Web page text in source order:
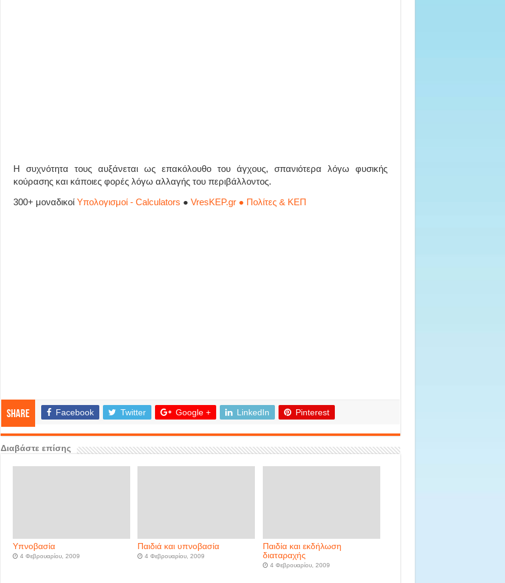
Η συχνότητα τους αυξάνεται ως επακόλουθο του άγχους, σπανιότερα λόγω φυσικής
κούρασης και κάποιες φορές λόγω αλλαγής του περιβάλλοντος.
300+ μοναδικοί Υπολογισμοί - Calculators ● VresKEP.gr ● Πολίτες & ΚΕΠ
Share Facebook Twitter Google + LinkedIn Pinterest
Διαβάστε επίσης
Υπνοβασία
4 Φεβρουαρίου, 2009
Παιδιά και υπνοβασία
4 Φεβρουαρίου, 2009
Παιδία και εκδήλωση
διαταραχής
4 Φεβρουαρίου, 2009